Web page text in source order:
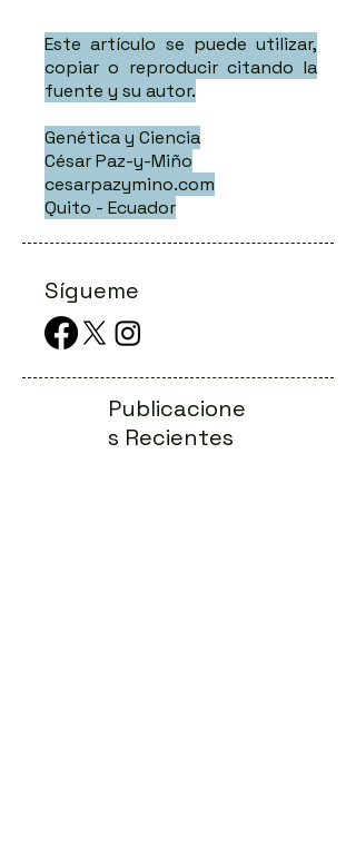
Este artículo se puede utilizar,
copiar o reproducir citando la
fuente y su autor.
Genética y Ciencia
César Paz-y-Miño
cesarpazymino.com
Quito - Ecuador
Sígueme
Publicacione
s Recientes